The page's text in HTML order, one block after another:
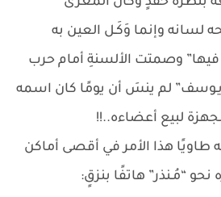
لسانه وإنما وَكَـل العين به
وصمتت الألسنةِ أمام حرب
“يـوسف” لم ينسَ أن يومًا كان اسمه
لبيع أعضاءه..!!
هذا الأمر في أقصى أماكن
نحو “مُـنذر” هاتفًا بنزقٍ: